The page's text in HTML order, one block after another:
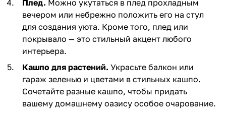
Плед. Можно укутаться в плед прохладным
вечером или небрежно положить его на стул
для создания уюта. Кроме того, плед или
покрывало — это стильный акцент любого
интерьера.
Кашпо для растений. Украсьте балкон или
гараж зеленью и цветами в стильных кашпо.
Сочетайте разные кашпо, чтобы придать
вашему домашнему оазису особое очарование.